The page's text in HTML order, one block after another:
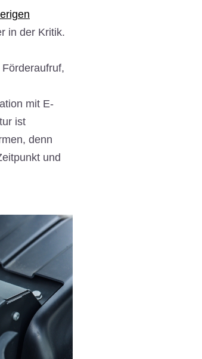
in der Kritik.
mit E-
ist
denn
und